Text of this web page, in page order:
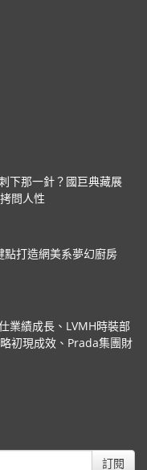
下那一針？國巨典藏展
問人性
點打造網美系夢幻廚房
業績成長、LVMH時裝部
初現成效、Prada集團財
訂閱